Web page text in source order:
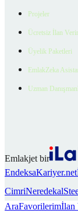
Projeler
Ücretsiz İlan
Üyelik Paketleri
EmlakZeka
Uzman
Emlakjet bir
EndeksaKariyer.net
CimriNeredekal
AraFavorilerimİlan